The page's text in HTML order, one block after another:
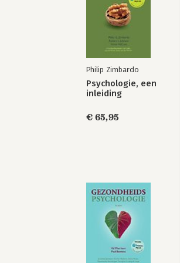
Philip Zimbardo
Psychologie, een
inleiding
€ 65,95